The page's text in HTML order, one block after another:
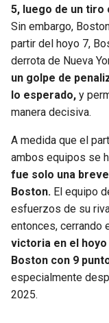
5, luego de un tiro
Sin embargo,
partir del hoyo 7,
derrota de Nueva
un golpe de
lo esperado, y
manera decisiva.
A medida que el
ambos equipos se
fue solo una
Boston. El equipo
esfuerzos de su
entonces, cerrando
victoria en el
Boston con 9
especialmente
2025.